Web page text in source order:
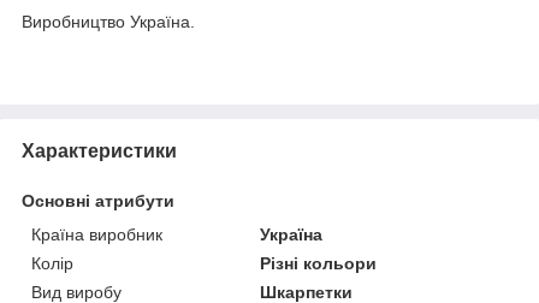
Виробництво Україна.
Характеристики
Основні атрибути
Країна виробник
Україна
Колір
Різні кольори
Вид виробу
Шкарпетки